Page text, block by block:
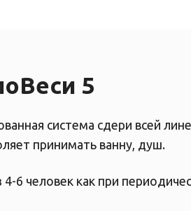
5
система сдери всей
принимать ванну, душ.
6 человек как при